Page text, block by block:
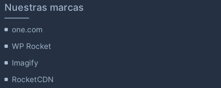
Nuestras marcas
one.com
WP Rocket
Imagify
RocketCDN